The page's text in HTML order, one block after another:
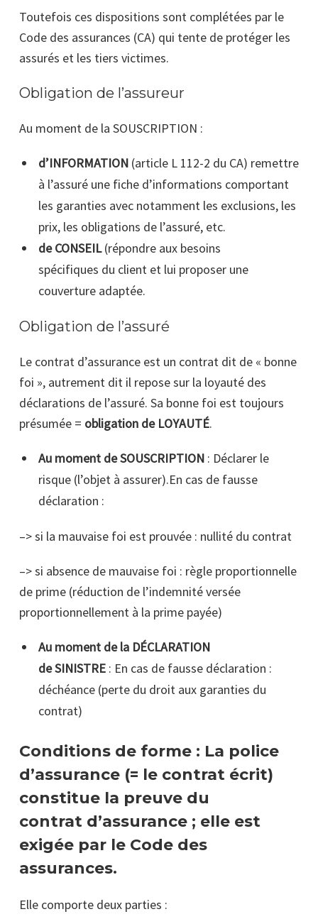
Toutefois ces dispositions sont complétées par le
Code des assurances (CA) qui tente de protéger les
assurés et les tiers victimes.
Obligation de l’assureur
Au moment de la SOUSCRIPTION :
d’INFORMATION(article L 112-2 du CA) remettre
à l’assuré une fiche d’informations comportant
les garanties avec notamment les exclusions, les
prix, les obligations de l’assuré, etc.
de CONSEIL(répondre aux besoins
spécifiques du client et lui proposer une
couverture adaptée.
Obligation de l’assuré
Le contrat d’assurance est un contrat dit de « bonne
foi », autrement dit il repose sur la loyauté des
déclarations de l’assuré. Sa bonne foi est toujours
présumée = obligation de LOYAUTÉ.
Au moment de SOUSCRIPTION: Déclarer le
risque (l’objet à assurer).En cas de fausse
déclaration :
–> si la mauvaise foi est prouvée : nullité du contrat
–> si absence de mauvaise foi : règle proportionnelle
de prime (réduction de l’indemnité versée
proportionnellement à la prime payée)
Au moment de la DÉCLARATION
de SINISTRE: En cas de fausse déclaration :
déchéance (perte du droit aux garanties du
contrat)
Conditions de forme : La police
d’assurance (= le contrat écrit)
constitue la preuve du
contrat d’assurance ; elle est
exigée par le Code des
assurances.
Elle comporte deux parties :